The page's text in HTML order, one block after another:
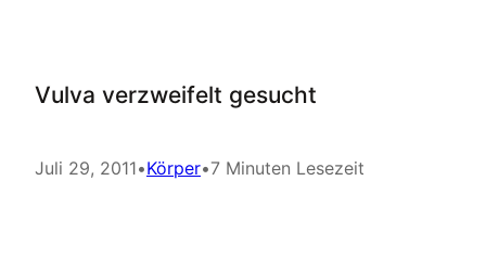
Vulva verzweifelt gesucht
Juli 29, 2011•Körper•7 Minuten Lesezeit